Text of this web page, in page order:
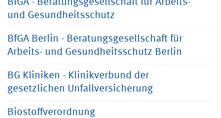
BfGA - Beratungsgesellschaft für Arbeits-
und Gesundheitsschutz
BfGA Berlin - Beratungsgesellschaft für
Arbeits- und Gesundheitsschutz Berlin
BG Kliniken - Klinikverbund der
gesetzlichen Unfallversicherung
Biostoffverordnung